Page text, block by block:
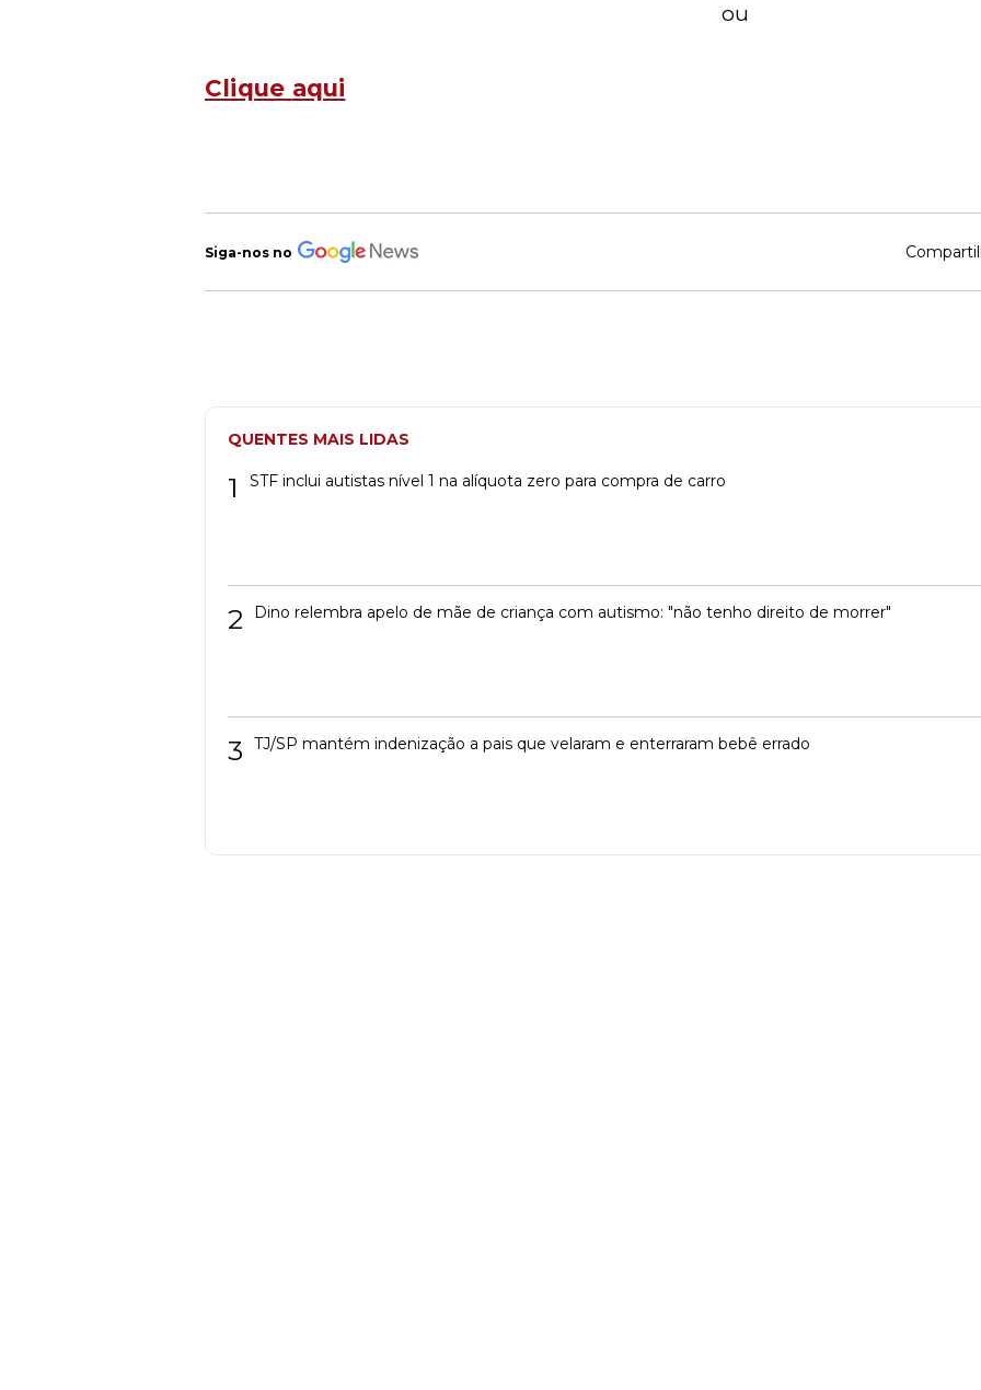
ou
Clique aqui
Siga-nos no
QUENTES MAIS LIDAS
1 STF inclui autistas nível 1 na alíquota zero para compra de carro
2 Dino relembra apelo de mãe de criança com autismo: "não tenho direito de morrer"
3 TJ/SP mantém indenização a pais que velaram e enterraram bebê errado